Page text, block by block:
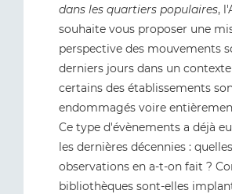
dans les quartiers populaires,
souhaite vous proposer une
perspective des mouvements
derniers jours dans un
certains des établissements
endommagés voire
Ce type d'évènements a déjà
les dernières décennies : quelles
observations en a-t-on fait ?
bibliothèques sont-elles